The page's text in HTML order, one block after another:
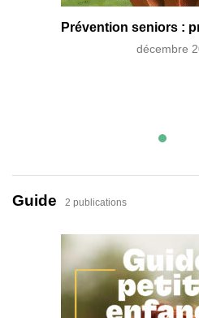
Prévention seniors :
décembre
Guide 2 publications